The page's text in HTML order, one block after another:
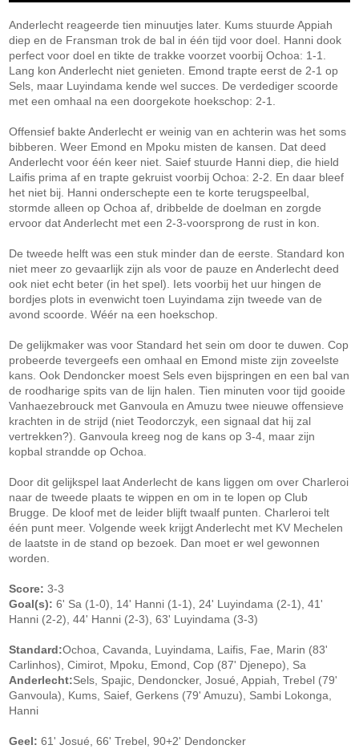
Anderlecht reageerde tien minuutjes later. Kums stuurde Appiah
diep en de Fransman trok de bal in één tijd voor doel. Hanni dook
perfect voor doel en tikte de trakke voorzet voorbij Ochoa: 1-1.
Lang kon Anderlecht niet genieten. Emond trapte eerst de 2-1 op
Sels, maar Luyindama kende wel succes. De verdediger scoorde
met een omhaal na een doorgekote hoekschop: 2-1.
Offensief bakte Anderlecht er weinig van en achterin was het soms
bibberen. Weer Emond en Mpoku misten de kansen. Dat deed
Anderlecht voor één keer niet. Saief stuurde Hanni diep, die hield
Laifis prima af en trapte gekruist voorbij Ochoa: 2-2. En daar bleef
het niet bij. Hanni onderschepte een te korte terugspeelbal,
stormde alleen op Ochoa af, dribbelde de doelman en zorgde
ervoor dat Anderlecht met een 2-3-voorsprong de rust in kon.
De tweede helft was een stuk minder dan de eerste. Standard kon
niet meer zo gevaarlijk zijn als voor de pauze en Anderlecht deed
ook niet echt beter (in het spel). Iets voorbij het uur hingen de
bordjes plots in evenwicht toen Luyindama zijn tweede van de
avond scoorde. Wéér na een hoekschop.
De gelijkmaker was voor Standard het sein om door te duwen. Cop
probeerde tevergeefs een omhaal en Emond miste zijn zoveelste
kans. Ook Dendoncker moest Sels even bijspringen en een bal van
de roodharige spits van de lijn halen. Tien minuten voor tijd gooide
Vanhaezebrouck met Ganvoula en Amuzu twee nieuwe offensieve
krachten in de strijd (niet Teodorczyk, een signaal dat hij zal
vertrekken?). Ganvoula kreeg nog de kans op 3-4, maar zijn
kopbal strandde op Ochoa.
Door dit gelijkspel laat Anderlecht de kans liggen om over Charleroi
naar de tweede plaats te wippen en om in te lopen op Club
Brugge. De kloof met de leider blijft twaalf punten. Charleroi telt
één punt meer. Volgende week krijgt Anderlecht met KV Mechelen
de laatste in de stand op bezoek. Dan moet er wel gewonnen
worden.
Score: 3-3
Goal(s): 6' Sa (1-0), 14' Hanni (1-1), 24' Luyindama (2-1), 41'
Hanni (2-2), 44' Hanni (2-3), 63' Luyindama (3-3)
Standard:Ochoa, Cavanda, Luyindama, Laifis, Fae, Marin (83'
Carlinhos), Cimirot, Mpoku, Emond, Cop (87' Djenepo), Sa
Anderlecht:Sels, Spajic, Dendoncker, Josué, Appiah, Trebel (79'
Ganvoula), Kums, Saief, Gerkens (79' Amuzu), Sambi Lokonga,
Hanni
Geel: 61' Josué, 66' Trebel, 90+2' Dendoncker